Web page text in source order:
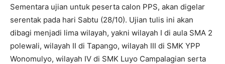
Sementara ujian untuk peserta calon PPS, akan digelar
serentak pada hari Sabtu (28/10). Ujian tulis ini akan
dibagi menjadi lima wilayah, yakni wilayah I di aula SMA 2
polewali, wilayah II di Tapango, wilayah III di SMK YPP
Wonomulyo, wilayah IV di SMK Luyo Campalagian serta